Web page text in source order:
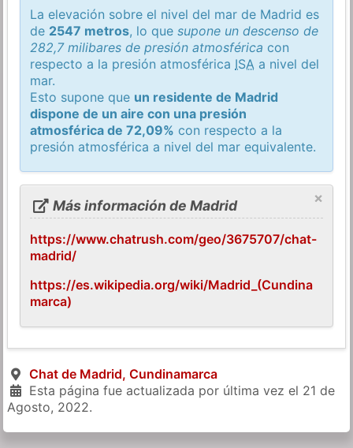
La elevación sobre el nivel del mar de Madrid es
de 2547 metros, lo quesupone un descenso de
282,7 milibares de presión atmosférica con
respecto a la presión atmosférica ISA a nivel del
mar.
Esto supone que un residente de Madrid
dispone de un aire con una presión
atmosférica de 72,09% con respecto a la
presión atmosférica a nivel del mar equivalente.
×
Más información de Madrid
https://www.chatrush.com/geo/3675707/chat-
madrid/
https://es.wikipedia.org/wiki/Madrid_(Cundina
marca)
Chat de Madrid, Cundinamarca
Esta página fue actualizada por última vez el 21 de
Agosto, 2022.